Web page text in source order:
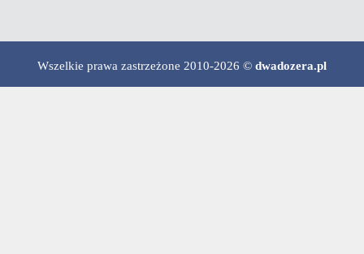
Wszelkie prawa zastrzeżone 2010-2026 © dwadozera.pl